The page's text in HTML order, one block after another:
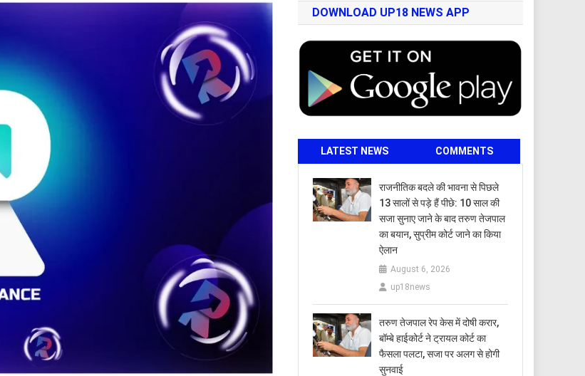
DOWNLOAD UP18 NEWS APP
LATEST NEWS COMMENTS
राजनीतिक बदले की भावना से पिछले
13 सालों से पड़े हैं पीछे: 10 साल की
सजा सुनाए जाने के बाद तरुण तेजपाल
का बयान, सुप्रीम कोर्ट जाने का किया
ऐलान
August 6, 2026
up18news
तरुण तेजपाल रेप केस में दोषी करार,
बॉम्बे हाईकोर्ट ने ट्रायल कोर्ट का
फैसला पलटा, सजा पर अलग से होगी
सुनवाई